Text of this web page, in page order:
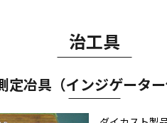
治工具
定冶具（インジゲーター